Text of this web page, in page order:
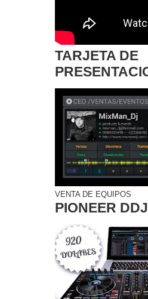
TARJETA DE
VENTA DE EQUIPOS
PIONEER